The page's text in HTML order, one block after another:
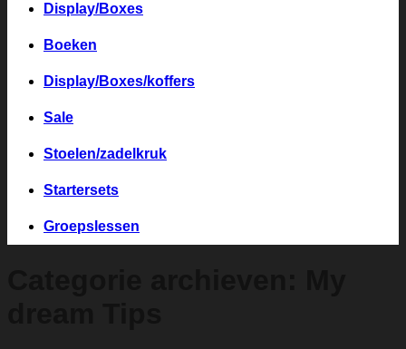
Display/Boxes
Boeken
Display/Boxes/koffers
Sale
Stoelen/zadelkruk
Startersets
Groepslessen